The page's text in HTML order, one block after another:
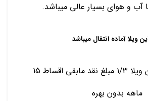
آب و هوای بسیار عالی میباشد.
ویلا آماده انتقال میباشد
شرایط فروش این ویلا ۱/۳ مبلغ نقد مابقی اقساط 15
ماهه بدون بهره